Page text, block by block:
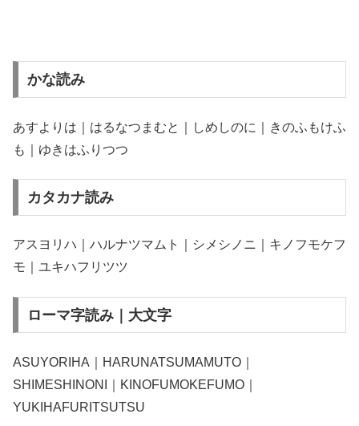
かな読み
あすよりは｜はるなつまむと｜しめしのに｜きのふもけふ
も｜ゆきはふりつつ
カタカナ読み
アスヨリハ｜ハルナツマムト｜シメシノニ｜キノフモケフ
モ｜ユキハフリツツ
ローマ字読み｜大文字
ASUYORIHA｜HARUNATSUMAMUTO｜
SHIMESHINONI｜KINOFUMOKEFUMO｜
YUKIHAFURITSUTSU